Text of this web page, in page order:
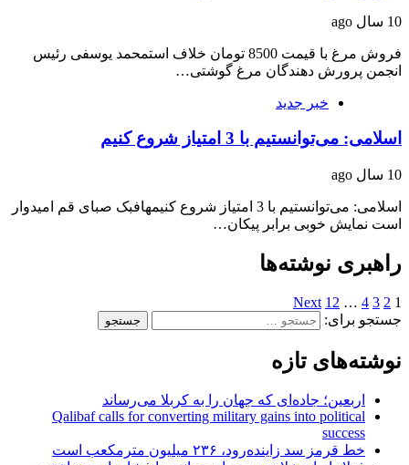
10 سال ago
فروش مرغ با قیمت 8500 تومان خلاف استمحمد یوسفی رئیس
انجمن پرورش دهندگان مرغ گوشتی…
خبر جدید
اسلامی: می‌توانستیم با 3 امتیاز شروع کنیم
10 سال ago
اسلامی: می‌توانستیم با 3 امتیاز شروع کنیمهافبک صبای قم امیدوار
است نمایش خوبی برابر پیکان…
راهبری نوشته‌ها
1
2
3
4
…
12
Next
جستجو برای:
نوشته‌های تازه
اربعین؛ جاده‌ای که جهان را به کربلا می‌رساند
Qalibaf calls for converting military gains into political
success
خط قرمز سد زاینده‌رود، ۲۳۶ میلیون مترمکعب است